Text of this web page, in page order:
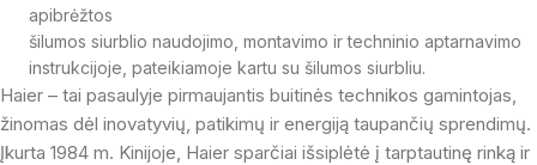
apibrėžtos
šilumos siurblio naudojimo, montavimo ir techninio aptarnavimo
instrukcijoje, pateikiamoje kartu su šilumos siurbliu.
Haier – tai pasaulyje pirmaujantis buitinės technikos gamintojas,
žinomas dėl inovatyvių, patikimų ir energiją taupančių sprendimų.
Įkurta 1984 m. Kinijoje, Haier sparčiai išsiplėtė į tarptautinę rinką ir